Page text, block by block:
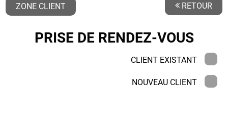
RETOUR
ZONE CLIENT
PRISE DE RENDEZ-VOUS
CLIENT EXISTANT
NOUVEAU CLIENT